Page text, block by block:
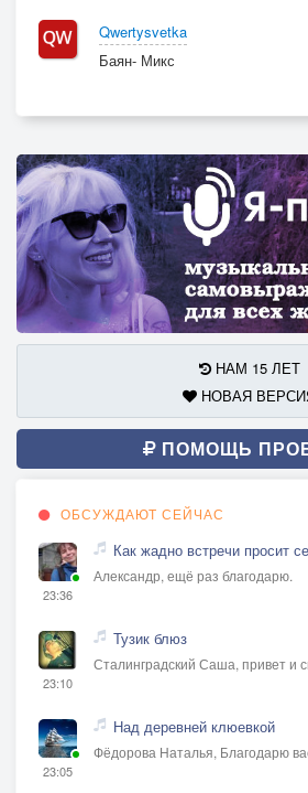
Qwertysvetka
Баян- Микс
НАМ 15 ЛЕТ
НОВАЯ
ПОМОЩЬ
ОБСУЖДАЮТ СЕЙЧАС
23:36
Как жадно встречи просит
Александр, ещё раз благодарю.
23:10
Тузик блюз
Сталинградский Саша, привет и
23:05
Над деревней клюевкой
Фёдорова Наталья, Благодарю